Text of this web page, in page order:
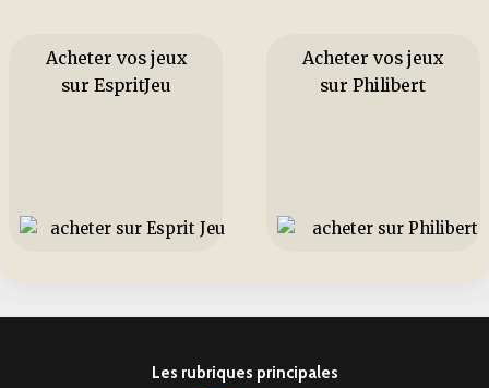
Acheter vos jeux
sur EspritJeu
Acheter vos jeux
sur Philibert
Les rubriques principales